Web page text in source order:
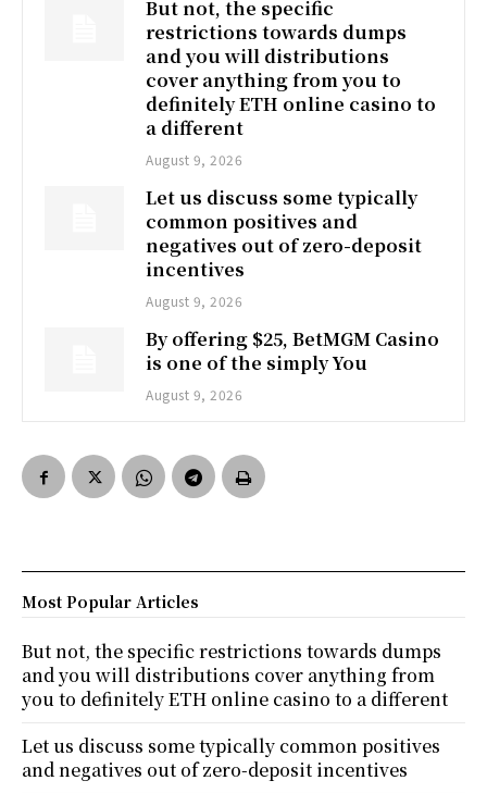
But not, the specific
restrictions towards dumps
and you will distributions
cover anything from you to
definitely ETH online casino to
a different
August 9, 2026
Let us discuss some typically
common positives and
negatives out of zero-deposit
incentives
August 9, 2026
By offering $25, BetMGM Casino
is one of the simply You
August 9, 2026
Most Popular Articles
But not, the specific restrictions towards dumps
and you will distributions cover anything from
you to definitely ETH online casino to a different
Let us discuss some typically common positives
and negatives out of zero-deposit incentives